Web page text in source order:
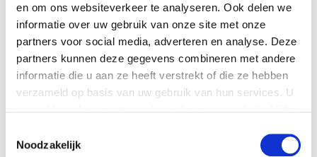
en om ons websiteverkeer te analyseren. Ook delen we
informatie over uw gebruik van onze site met onze
partners voor social media, adverteren en analyse. Deze
partners kunnen deze gegevens combineren met andere
informatie die u aan ze heeft verstrekt of die ze hebben
verzameld op basis van uw gebruik van hun services. U
Noodzakelijk
Nieuwe minimumuurlonen per 1 juli beschikbaar in
Exact